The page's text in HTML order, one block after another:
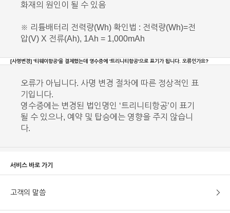
화재의 원인이 될 수 있음
※ 리튬배터리 전력량(Wh) 확인법 : 전력량(Wh)=전
압(V) X 전류(Ah), 1Ah = 1,000mAh
[사명변경] '티웨이항공'을 결제했는데 영수증에 '트리니티항공'으로 표기가 됩니다. 오류인가요?
오류가 아닙니다. 사명 변경 절차에 따른 정상적인 표
기입니다.
영수증에는 변경된 법인명인 ‘트리니티항공’이 표기
될 수 있으나, 예약 및 탑승에는 영향을 주지 않습니
다.
서비스 바로 가기
고객의 말씀